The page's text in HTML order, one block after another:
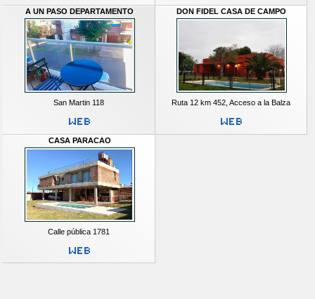
A UN PASO DEPARTAMENTO
San Martin 118
DON FIDEL CASA DE CAMPO
Ruta 12 km 452, Acceso a la Balza
CASA PARACAO
Calle pública 1781